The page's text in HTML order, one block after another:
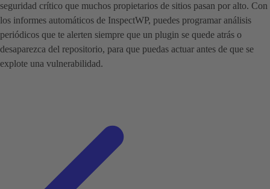
seguridad crítico que muchos propietarios de sitios pasan por alto. Con
los informes automáticos de InspectWP, puedes programar análisis
periódicos que te alerten siempre que un plugin se quede atrás o
desaparezca del repositorio, para que puedas actuar antes de que se
explote una vulnerabilidad.